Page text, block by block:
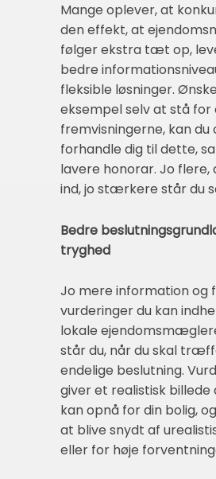
Mange oplever, at
den effekt, at
følger ekstra tæt op,
bedre
fleksible løsninger.
eksempel selv at stå for
fremvisningerne, kan du
forhandle dig til dette,
lavere honorar. Jo flere,
ind, jo stærkere står du
Bedre
tryghed
Jo mere information og
vurderinger du kan
lokale
står du, når du skal
endelige beslutning.
giver et realistisk billede
kan opnå for din bolig,
at blive snydt af
eller for høje